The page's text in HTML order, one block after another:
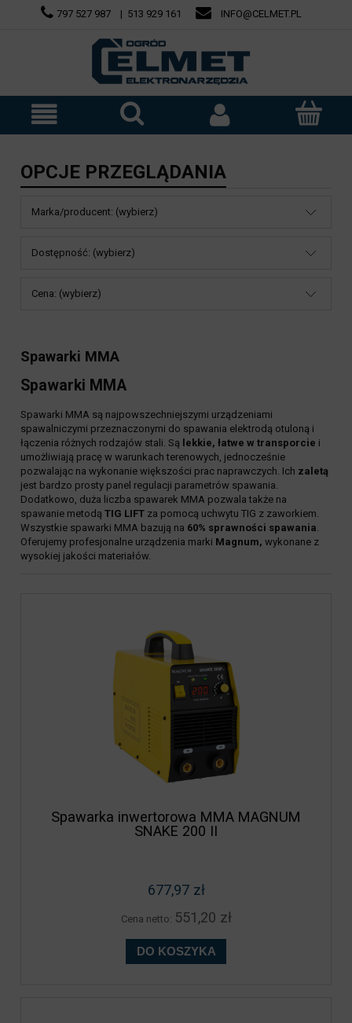
797 527 987 | 513 929 161 INFO@CELMET.PL
OPCJE PRZEGLĄDANIA
Marka/producent: (wybierz)
Dostępność: (wybierz)
Cena: (wybierz)
Spawarki MMA
Spawarki MMA
Spawarki MMA są najpowszechniejszymi urządzeniami
spawalniczymi przeznaczonymi do spawania elektrodą otuloną i
łączenia różnych rodzajów stali. Są lekkie, łatwe w transporcie i
umożliwiają pracę w warunkach terenowych, jednocześnie
pozwalając na wykonanie większości prac naprawczych. Ich zaletą
jest bardzo prosty panel regulacji parametrów spawania.
Dodatkowo, duża liczba spawarek MMA pozwala także na
spawanie metodą TIG LIFT za pomocą uchwytu TIG z zaworkiem.
Wszystkie spawarki MMA bazują na 60% sprawności spawania
Oferujemy profesjonalne urządzenia marki Magnum, wykonane z
wysokiej jakości materiałów.
Spawarka inwertorowa MMA MAGNUM
SNAKE 200 II
677,97 zł
Cena netto: 551,20 zł
DO KOSZYKA